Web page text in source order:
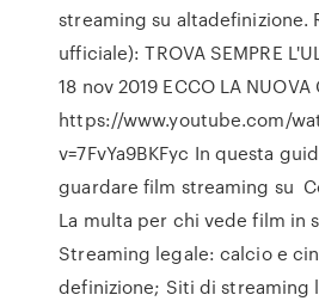
streaming su altadefinizione.
ufficiale): TROVA SEMPRE
18 nov 2019 ECCO LA NUOVA
https://www.youtube.com/
v=7FvYa9BKFyc In questa
guardare film streaming su
La multa per chi vede film in
Streaming legale: calcio e
definizione; Siti di streaming